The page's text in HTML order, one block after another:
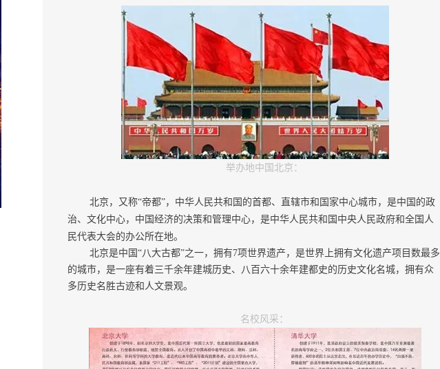
举办地中国北京：
北京，又称“帝都”，中华人民共和国的首都、直辖市和国家中心城市，是中国的政
治、文化中心，中国经济的决策和管理中心，是中华人民共和国中央人民政府和全国人
民代表大会的办公所在地。
北京是中国 “八大古都”之一，拥有7项世界遗产，是世界上拥有文化遗产项目数最多
的城市，是一座有着三千余年建城历史、八百六十余年建都史的历史文化名城，拥有众
多历史名胜古迹和人文景观。
名校风采：